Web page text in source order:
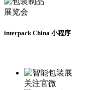
interpack China 小程序
关注官微